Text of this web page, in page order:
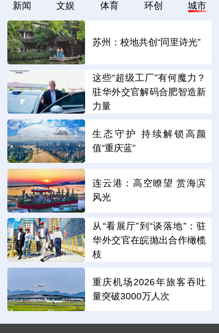
新闻 文娱 体育 环创 城市
苏州：校地共创“同里诗光”
这些“超级工厂”有何魔力？
驻华外交官解码合肥智造新
力量
生态守护 持续解锁高颜
值“重庆蓝”
连云港：高空瞭望 赏海滨
风光
从“看展厅”到“谈落地”：驻
华外交官在皖抛出合作橄榄
枝
重庆机场2026年旅客吞吐
量突破3000万人次